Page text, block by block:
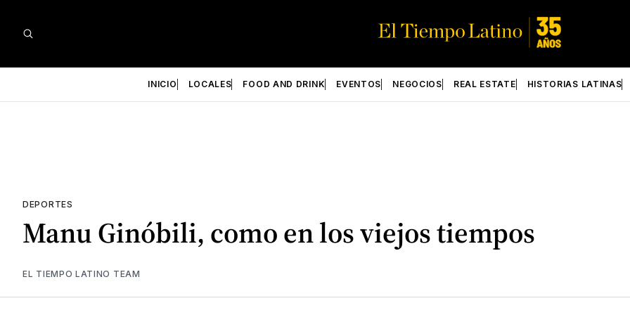
INICIO LOCALES FOOD AND DRINK EVENTOS NEGOCIOS REAL ESTATE HISTORIAS LATINAS
DEPORTES
Manu Ginóbili, como en los viejos tiempos
EL TIEMPO LATINO TEAM